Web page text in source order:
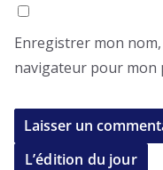
Enregistrer mon
navigateur pour mon
L’édition du jour